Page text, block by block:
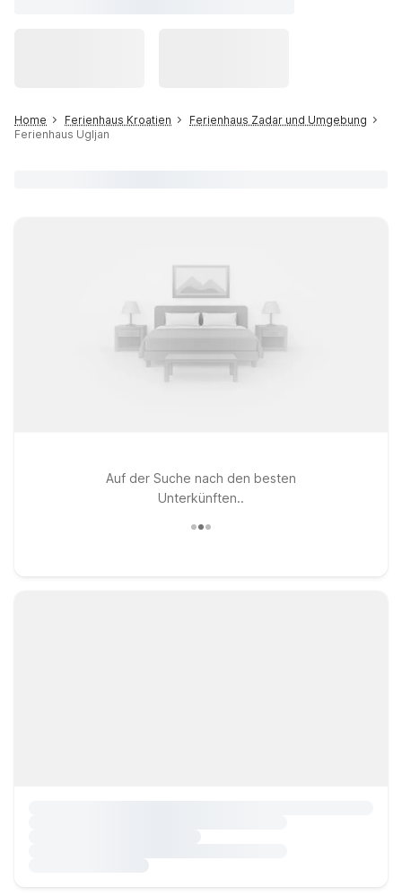
Home Ferienhaus Kroatien
Ferienhaus Zadar und Umgebung
Ferienhaus Ugljan
Auf der Suche nach den besten
Unterkünften..